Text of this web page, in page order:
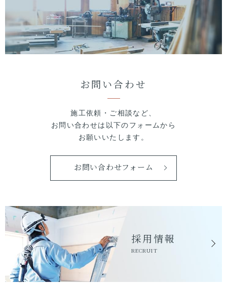
お問い合わせ
施工依頼・ご相談など、
お問い合わせは以下のフォームから
お願いいたします。
お問い合わせフォーム
採用情報
RECRUIT